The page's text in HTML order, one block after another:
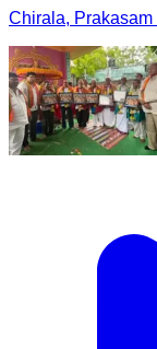
Chirala, Prakasam